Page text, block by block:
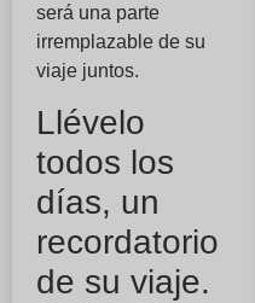
será una parte
irremplazable de su
viaje juntos.
Llévelo
todos los
días, un
recordatorio
de su viaje.